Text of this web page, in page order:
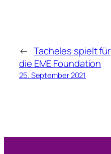
← Tacheles spielt für
die EME Foundation
25. September 2021